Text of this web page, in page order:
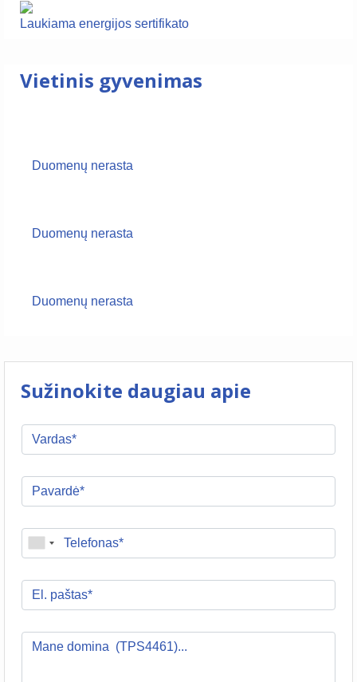
Laukiama energijos sertifikato
Vietinis gyvenimas
Duomenų nerasta
Duomenų nerasta
Duomenų nerasta
Sužinokite daugiau apie